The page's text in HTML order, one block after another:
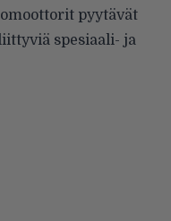
pyytävät
spesiaali- ja